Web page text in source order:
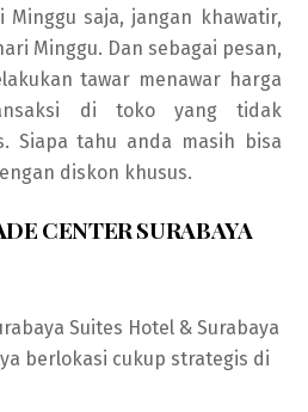
saja, jangan khawatir,
Minggu. Dan sebagai pesan,
tawar menawar harga
di toko yang tidak
Siapa tahu anda masih bisa
diskon khusus.
CENTER SURABAYA
Suites Hotel & Surabaya
berlokasi cukup strategis di